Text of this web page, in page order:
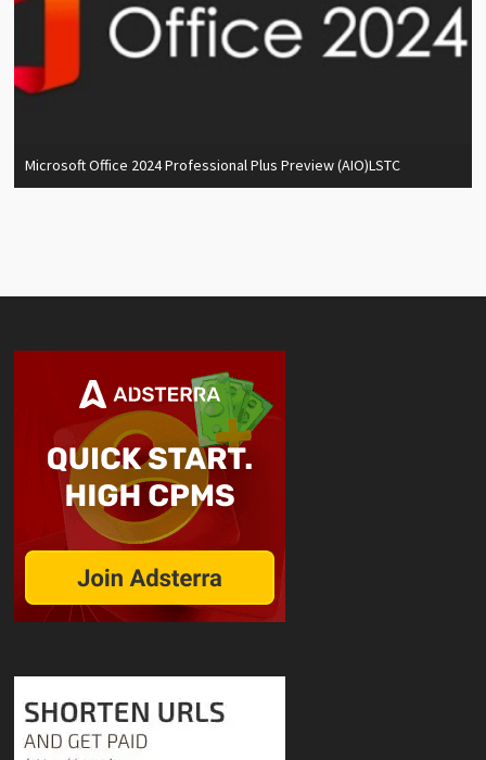
Microsoft Office 2024 Professional Plus Preview (AIO)LSTC